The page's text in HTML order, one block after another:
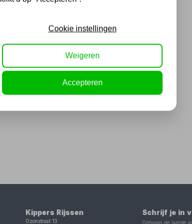
Kippers Rijssen
Ozonstraat 13
Schrijf je in
Cookie instellingen
Weigeren
Accepteren